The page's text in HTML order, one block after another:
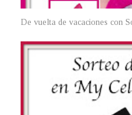
De vuelta de vacaciones con